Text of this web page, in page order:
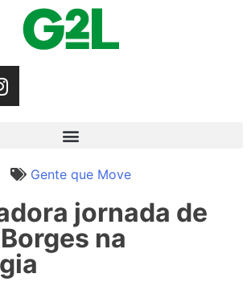
Gente que Move
jornada de
na